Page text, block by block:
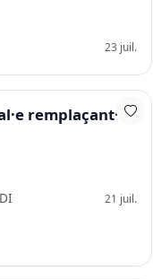
23 juil.
remplaçant·e
21 juil.